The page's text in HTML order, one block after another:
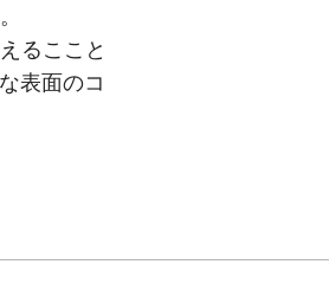
るここと
表面のコ